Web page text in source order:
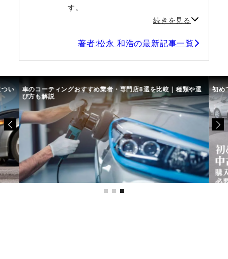
す。
続きを見る
著者:松永 和浩の最新記事一覧
い 車のコーティングおすすめ業者・専門店8選を比較｜種類や選
び方も解説
初め